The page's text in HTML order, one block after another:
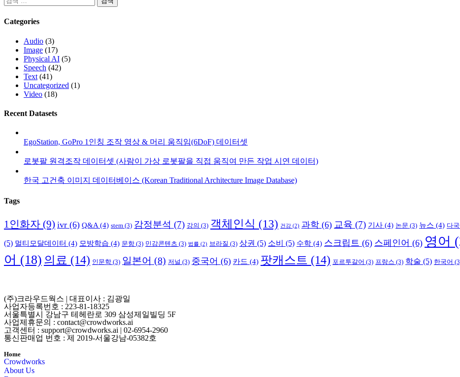
Categories
Audio (3)
Image (17)
Physical AI (5)
Speech (42)
Text (41)
Uncategorized (1)
Video (18)
Recent Datasets
EgoStation, GoPro 1인칭 조작 영상 & 머리 움직임(6DoF) 데이터셋
로봇팔 원격조작 데이터셋 (사람이 가상 로봇팔을 직접 움직여 만든 작업 시연 데이터)
한국 고건축 이미지 데이터베이스 (Korean Traditional Architecture Image Database)
Tags
1인화자 (9) ivr (6) Q&A (4) stem (3) 감정분석 (7) 강의 (3) 객체인식 (13) 건강 (2) 과학 (6) 교육 (7) 기사 (4) 논문 (3) 뉴스 (4) 다
(5) 멀티모달데이터 (4) 모방학습 (4) 문항 (3) 민감콘텐츠 (3) 법률 (2) 브라질 (3) 상권 (5) 소비 (5) 수학 (4) 스크립트 (6) 스페인어 (6) 영어
어 (18) 의료 (14) 인문학 (3) 일본어 (8) 저널 (3) 중국어 (6) 카드 (4) 팟캐스트 (14) 포르투갈어 (3) 프랑스 (3) 학술 (5) 한국어
(주)크라우드웍스 | 대표이사 : 김광일
사업자등록번호 : 223-81-18325
서울특별시 강남구 테헤란로 309 삼성제일빌딩 5F
사업제휴문의 : contact@crowdworks.ai
고객센터 : support@crowdworks.ai | 02-6954-2960
통신판매업 번호 : 제 2019-서울강남-05382호
Home
Crowdworks
About Us